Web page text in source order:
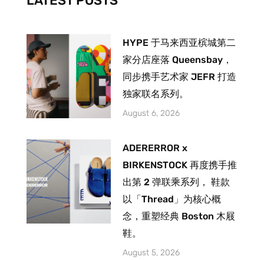
f
HYPE 于马来西亚槟城第二
家分店座落 Queensbay，
同步携手艺术家 JEFR 打造
独家联名系列。
August 6, 2026
ADERERROR x
BIRKENSTOCK 再度携手推
出第 2 弹联乘系列， 鞋款
以「Thread」为核心概
念，重塑经典 Boston 木屐
鞋。
August 5, 2026